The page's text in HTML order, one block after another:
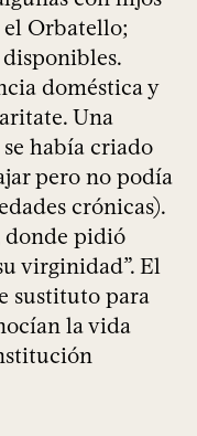
el Orbatello;
doméstica y
Una
había criado
pero no podía
crónicas).
donde pidió
virginidad”. El
sustituto para
la vida